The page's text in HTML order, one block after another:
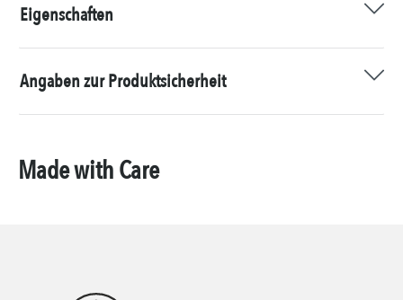
Eigenschaften
Angaben zur Produktsicherheit
Made with Care